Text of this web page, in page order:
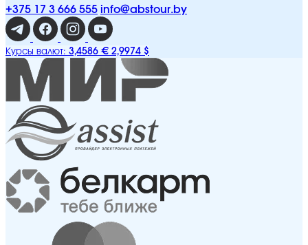
+375 17 3 666 555 info@abstour.by
Курсы валют: 3,4586 € 2,9974 $